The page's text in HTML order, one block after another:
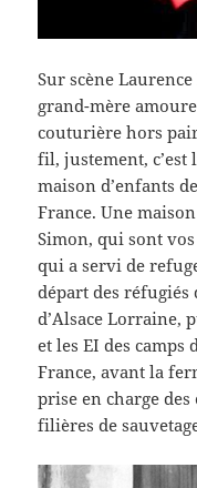
Sur scène
grand-mère
couturière hors
fil, justement, c’est
maison d’enfants
France. Une
Simon, qui sont
qui a servi de
départ des
d’Alsace Lorraine,
et les EI des camps
France, avant la
prise en charge
filières de